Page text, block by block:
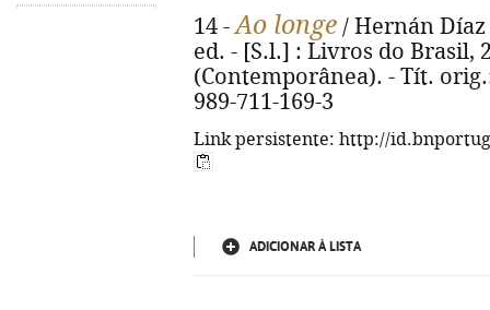
14 -Ao longe / Hernán Díaz
ed. - [S.l.] : Livros do Brasil,
(Contemporânea). - Tít.
989-711-169-3
Link persistente: http://
ADICIONAR À LISTA